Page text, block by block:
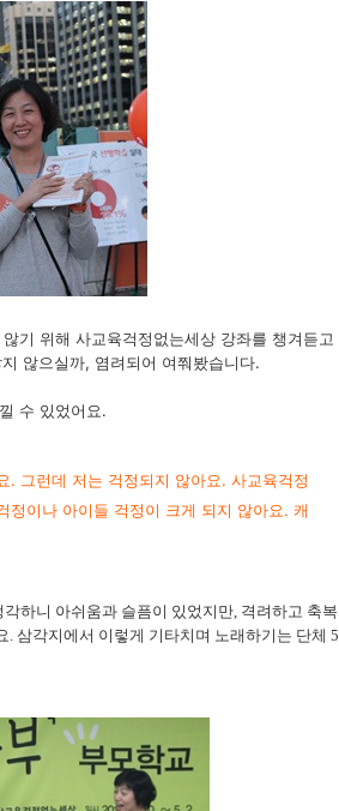
기 위해 사교육걱정없는세상 강좌를 챙겨듣고
않으실까, 염려되어 여쭤봤습니다.
수 있었어요.
그런데 저는 걱정되지 않아요. 사교육걱정
이나 아이들 걱정이 크게 되지 않아요. 캐
하니 아쉬움과 슬픔이 있었지만, 격려하고 축복
삼각지에서 이렇게 기타치며 노래하기는 단체 5